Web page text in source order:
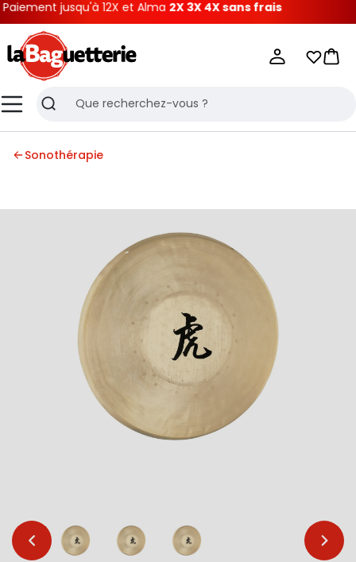
jusqu'à 12X et Alma2X 3X 4X sans frais
MenuRecherche
Mes
Sonothérapie
… …